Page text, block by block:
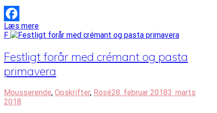
Facebook
Læs mere
F
Festligt forår med crémant og pasta
primavera
Mousserende, Opskrifter, Rosé28. februar 20183. marts
2018